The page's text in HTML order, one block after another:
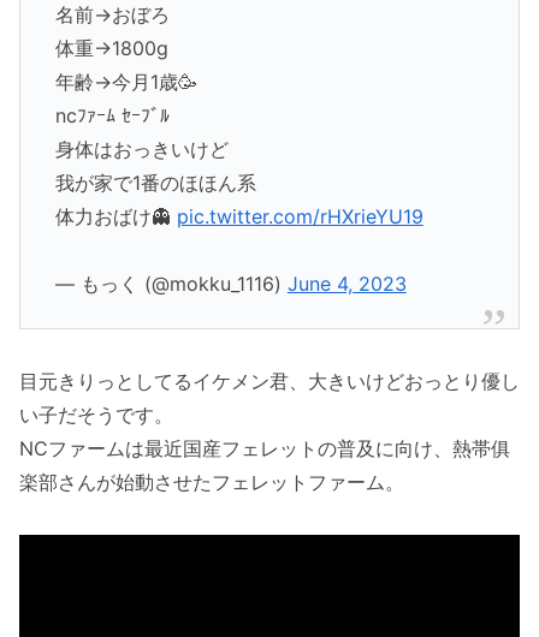
名前→おぼろ
体重→1800g
年齢→今月1歳🥳
ncﾌｧｰﾑ ｾｰﾌﾞﾙ
身体はおっきいけど
我が家で1番のほほん系
体力おばけ👻 pic.twitter.com/rHXrieYU19
— もっく (@mokku_1116) June 4, 2023
目元きりっとしてるイケメン君、大きいけどおっとり優し
い子だそうです。
NCファームは最近国産フェレットの普及に向け、熱帯俱
楽部さんが始動させたフェレットファーム。